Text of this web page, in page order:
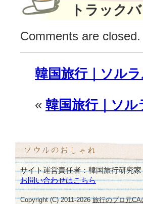
トラック
Comments are closed.
韓国旅行｜ソル
« 韓国旅行｜ソル
サイト運営責任者：韓国旅行研究
お問い合わせはこちら
Copyright (C) 2011-2026旅行のプロ元